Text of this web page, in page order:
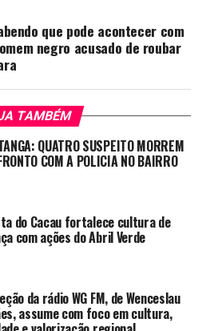
que pode acontecer com
negro acusado de roubar
TAMBÉM
QUATRO SUSPEITO MORREM
COM A POLICIA NO BAIRRO
do Cacau fortalece cultura de
com ações do Abril Verde
da rádio WG FM, de Wenceslau
assume com foco em cultura,